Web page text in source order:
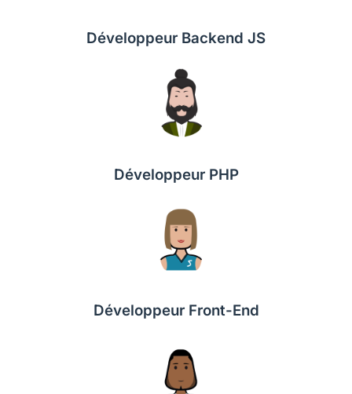
Développeur Backend JS
Développeur PHP
Développeur Front-End